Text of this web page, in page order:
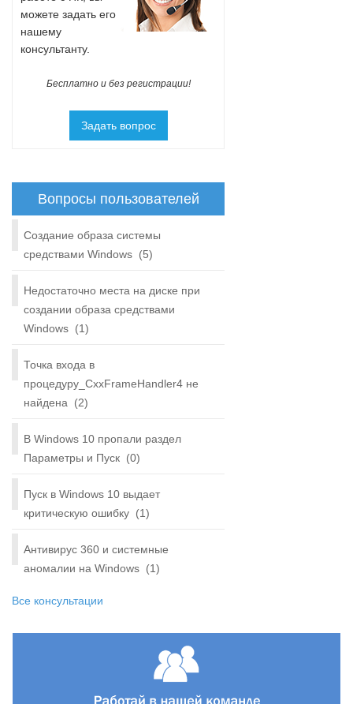
можете задать его
нашему
консультанту.
Бесплатно и без регистрации!
Задать вопрос
Вопросы пользователей
Создание образа системы
средствами Windows (5)
Недостаточно места на диске при
создании образа средствами
Windows (1)
Точка входа в
процедуру_CxxFrameHandler4 не
найдена
(2)
В Windows 10 пропали раздел
Параметры и Пуск (0)
Пуск в Windows 10 выдает
критическую ошибку (1)
Антивирус 360 и системные
аномалии на Windows (1)
Все консультации